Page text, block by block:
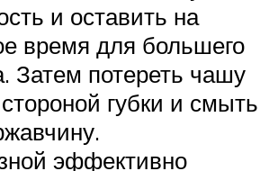
и оставить на
время для большего
Затем потереть чашу
губки и смыть
эффективно